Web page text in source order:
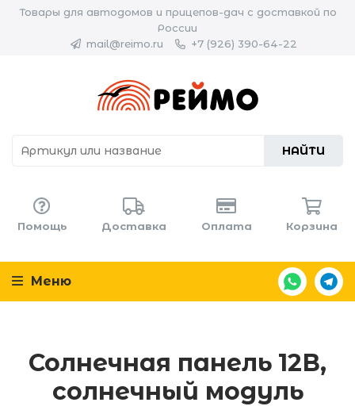
Товары для автодомов и прицепов-дач с доставкой по
России
mail@reimo.ru
+7 (926) 390-64-22
НАЙТИ
Помощь Доставка Оплата Корзина
Меню
Солнечная панель 12В,
солнечный модуль